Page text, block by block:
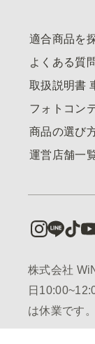
適合商品を
よくある質
取扱説明書
フォトコン
商品の選び
運営店舗一
株式会社
日
は休業です。